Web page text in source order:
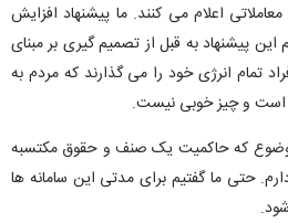
اعلام می کنند. ما پیشنهاد افزایش
پیشنهاد به قبل از تصمیم گیری بر مبنای
تمام انرژی خود را می گذارند که مردم به
است و چیز خوبی نیست.
که حاکمیت یک صنف و حقوق مکتسبه
حتی ما گفتیم برای مدتی این سامانه ها